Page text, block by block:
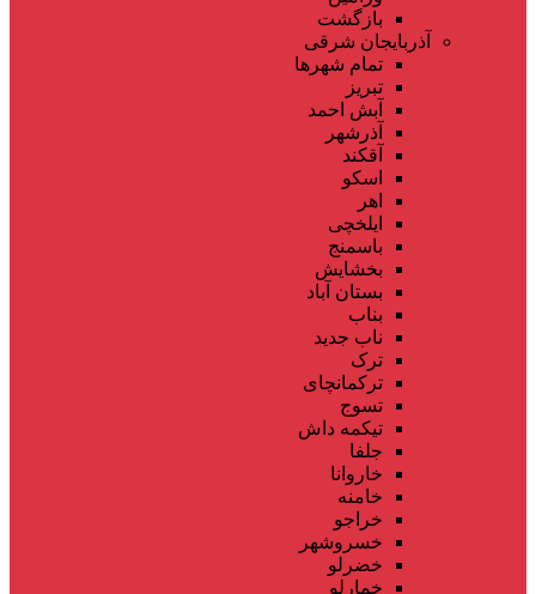
بازگشت
آذربایجان شرقی
تمام شهر‌ها
تبریز
آبش احمد
آذرشهر
آقکند
اسکو
اهر
ایلخچی
باسمنج
بخشایش
بستان آباد
بناب
ناب جدید
ترک
ترکمانچای
تسوج
تیکمه داش
جلفا
خاروانا
خامنه
خراجو
خسروشهر
خضرلو
خمارلو